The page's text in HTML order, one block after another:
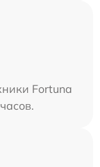
Fortuna